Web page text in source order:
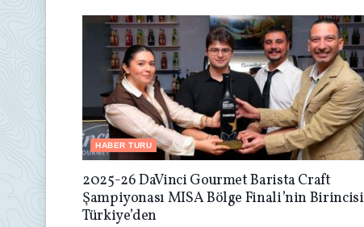
HABER TURU
2025-26 DaVinci Gourmet Barista Craft
Şampiyonası MISA Bölge Finali’nin Birincisi
Türkiye’den